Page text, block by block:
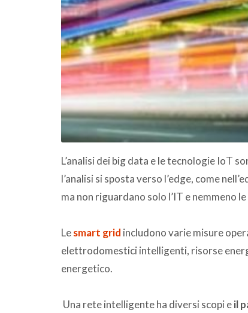
L’analisi dei big data e le tecnologie IoT
l’analisi si sposta verso l’edge, come
ma non riguardano solo l’IT e nemmeno
Lesmart grid includono varie misure
elettrodomestici intelligenti, risorse
energetico.
Una rete intelligente ha diversi scopi eil